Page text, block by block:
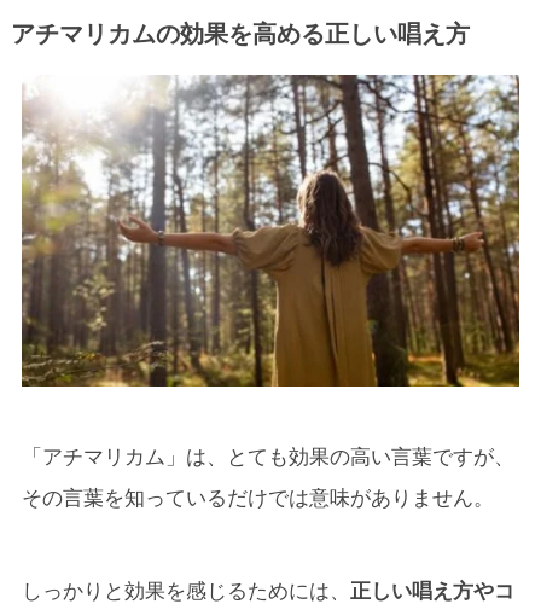
アチマリカムの効果を高める正しい唱え方
「アチマリカム」は、とても効果の高い言葉ですが、
その言葉を知っているだけでは意味がありません。
しっかりと効果を感じるためには、 正しい唱え方やコ